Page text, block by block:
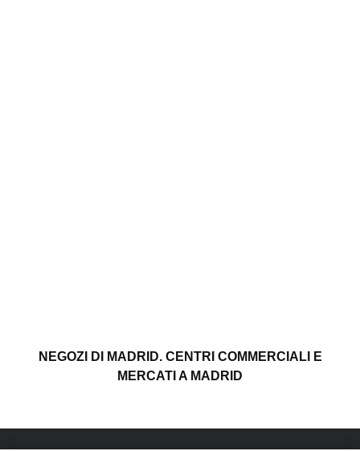
NEGOZI DI MADRID. CENTRI COMMERCIALI E
MERCATI A MADRID